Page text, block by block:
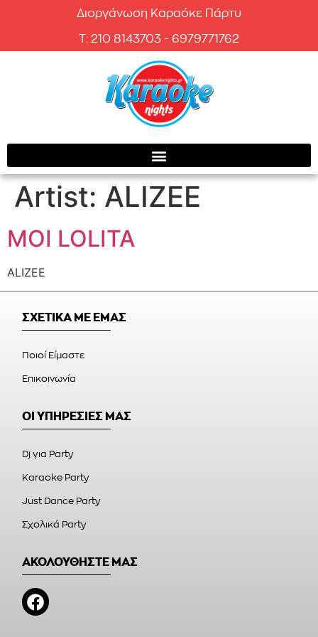
Διοργάνωση Καραόκε Πάρτυ
T: 210 8143703 - 6979771762
Artist: ALIZEE
MOI LOLITA
ALIZEE
ΣΧΕΤΙΚΑ ΜΕ ΕΜΑΣ
Ποιοί Είμαστε
Επικοινωνία
ΟΙ ΥΠΗΡΕΣΙΕΣ ΜΑΣ
Dj για Party
Karaoke Party
Just Dance Party
Σχολικά Party
ΑΚΟΛΟΥΘΗΣΤΕ ΜΑΣ